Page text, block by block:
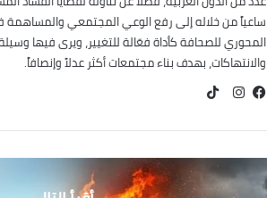
ساعياً من خلاله إلى رفع الوعي المجتمعي والمساهمة
المحوري للصحافة كأداة فعّالة للتغيير، ويرى فيها
والانتهاكات، بهدف بناء مجتمعات أكثر عدلاً وإنصافاً.